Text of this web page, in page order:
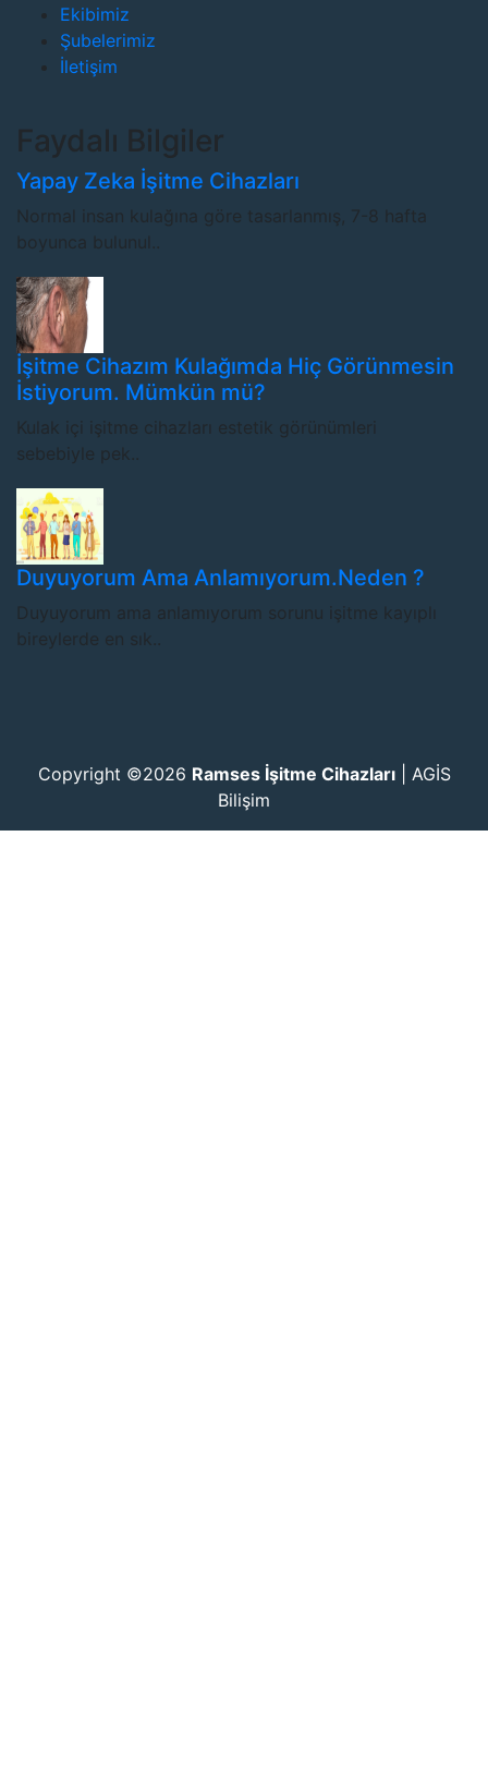
Ekibimiz
Şubelerimiz
İletişim
Faydalı Bilgiler
Yapay Zeka İşitme Cihazları
Normal insan kulağına göre tasarlanmış, 7-8 hafta
boyunca bulunul..
İşitme Cihazım Kulağımda Hiç Görünmesin
İstiyorum. Mümkün mü?
Kulak içi işitme cihazları estetik görünümleri
sebebiyle pek..
Duyuyorum Ama Anlamıyorum.Neden ?
Duyuyorum ama anlamıyorum sorunu işitme kayıplı
bireylerde en sık..
Copyright ©2026 Ramses İşitme Cihazları| AGİS
Bilişim